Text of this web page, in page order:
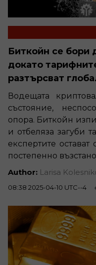
Биткойн се бори
докато
разтърсват
Водещата
състояние,
опора. Биткойн
и отбеляза загуби
експертите
постепенно
Author: Larisa
08:38 2025-04-10 UTC--4